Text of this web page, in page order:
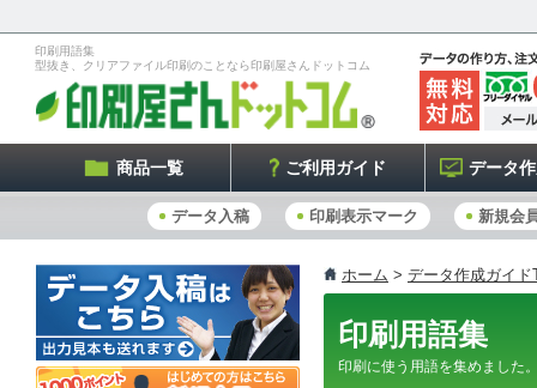
印刷用語集
型抜き、クリアファイル印刷のことなら印刷屋さんドットコム
商品一覧 ご利用ガイド データ
データ入稿 印刷表示マーク 新規会
ホーム > データ作成ガイド
印刷用語集
印刷に使う用語を集めました